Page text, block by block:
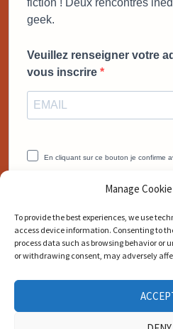
Manage
To provide the best experiences, we use
access device information. Consenting to
process data such as browsing behavior or
or withdrawing consent, may adversely
geek.
Veuillez renseigner votre
vous inscrire
En cliquant sur ce bouton je confirme
Vous pouvez vous désinscrire à tout
JE VEUX MON